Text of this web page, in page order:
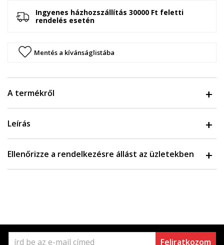
Ingyenes házhozszállítás 30000 Ft feletti
rendelés esetén
Mentés a kívánságlistába
A termékről
Leírás
Ellenőrizze a rendelkezésre állást az üzletekben
Feliratkozom